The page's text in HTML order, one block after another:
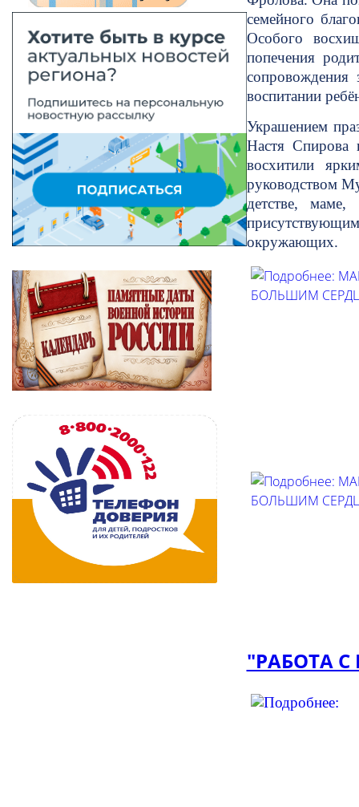
семейного
Особого
попечения
сопровождения
воспитании
Украшением
Настя Спирова
восхитили
руководством
детстве,
окружающих.
"РАБОТА